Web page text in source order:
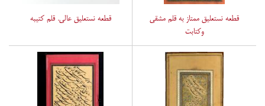
قطعه نستعلیق ممتاز به قلم مشقی
وکتابت
قطعه نستعلیق عالی. قلم کتیبه